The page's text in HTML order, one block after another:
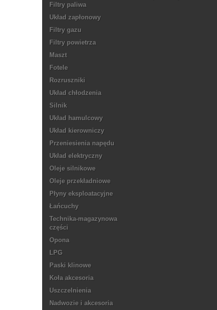
Filtry paliwa
Układ zapłonowy
Filtry gazu
Filtry powietrza
Maszt
Fotele
Rozruszniki
Układ chłodzenia
Silnik
Układ hamulcowy
Układ kierowniczy
Przeniesienia napędu
Układ elektryczny
Oleje silnikowe
Oleje przekładniowe
Płyny eksploatacyjne
Łańcuchy
Technika-magazynowa
części
Opona
LPG
Paski klinowe
Koła akcesoria
Uszczelnienia
Nadwozie i akcesoria